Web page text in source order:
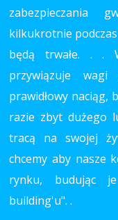
zabezpieczania
kilkukrotnie
będą trwałe. . .
przywiązuje
prawidłowy naciąg,
razie zbyt dużego
tracą na swojej
chcemy aby nasze
rynku, budując
building'u". .